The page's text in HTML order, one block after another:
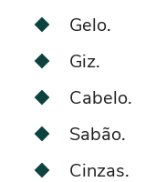
Gelo.
Giz.
Cabelo.
Sabão.
Cinzas.